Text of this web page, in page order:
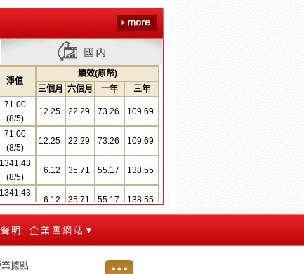
淨值
績效(原幣)
三個月
六個月 一年 三年
71.00
(8/5)
12.25 22.29 73.26 109.69
71.00
(8/5)
12.25 22.29 73.26 109.69
1341.43
(8/5)
6.12 35.71 55.17 138.55
1341.43
(8/5)
6.12 35.71 55.17 138.55
(8/5)
4.81 33.07
(8/5)
54.88 150.36
明 │企業團網站▼
據點